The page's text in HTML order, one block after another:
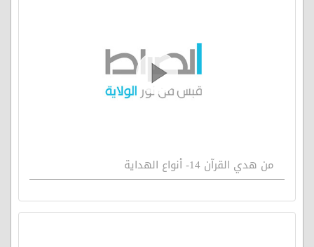
من هدي القرآن 14- أنواع الهداية